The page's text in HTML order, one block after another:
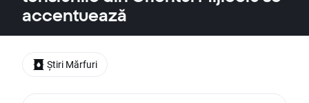
accentuează
Știri Mărfuri